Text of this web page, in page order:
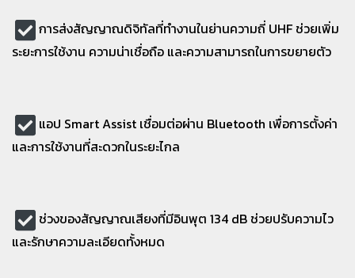
การส่งสัญญาณดิจิทัลที่ทำงานในย่านความถี่ UHF ช่วยเพิ่ม
ระยะการใช้งาน ความน่าเชื่อถือ และความสามารถในการขยายตัว
แอป Smart Assist เชื่อมต่อผ่าน Bluetooth เพื่อการตั้งค่า
และการใช้งานที่สะดวกในระยะไกล
ช่วงของสัญญาณเสียงที่มีอินพุต 134 dB ช่วยปรับความไว
และรักษาความละเอียดทั้งหมด